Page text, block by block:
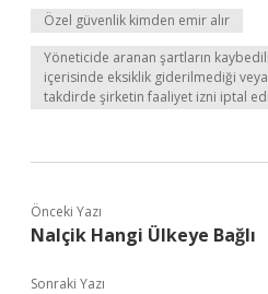
Özel güvenlik kimden emir alır
Yöneticide aranan şartların
içerisinde eksiklik giderilmediği
takdirde şirketin faaliyet izni iptal
Önceki Yazı
Nalçik Hangi Ülkeye Bağlı
Sonraki Yazı